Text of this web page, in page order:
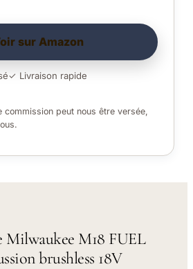
sur Amazon
✓ Livraison rapide
commission peut nous être versée,
Milwaukee M18 FUEL
brushless 18V